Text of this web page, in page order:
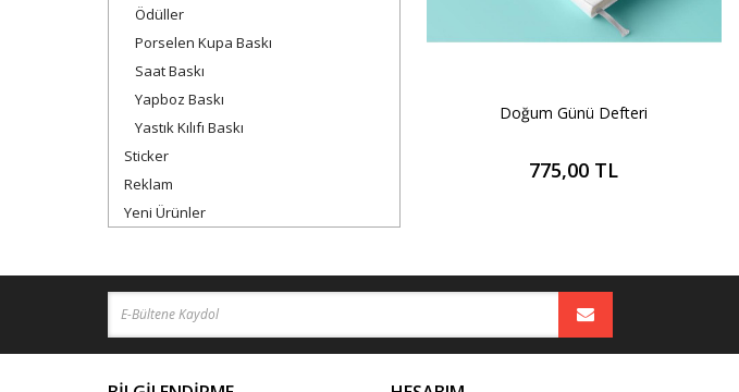
Ödüller
Porselen Kupa Baskı
Saat Baskı
Yapboz Baskı
Yastık Kılıfı Baskı
Sticker
Reklam
Yeni Ürünler
Doğum Günü Defteri
775,00 TL